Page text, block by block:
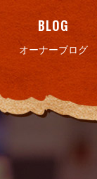
BLOG
オーナーブログ